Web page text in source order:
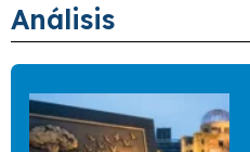
Análisis